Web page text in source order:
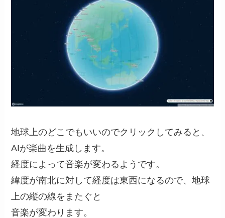
地球上のどこでもいいのでクリックしてみると、
AIが楽曲を生成します。
経度によって音楽が変わるようです。
緯度が南北に対して経度は東西になるので、地球
上の縦の線をまたぐと
音楽が変わります。